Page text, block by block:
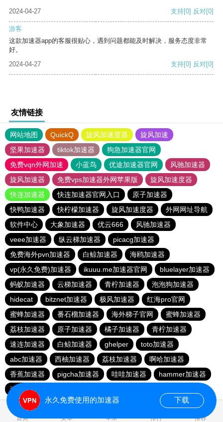
2024-04-27 支持[0] 反对[0]
游客
这款加速器app的客服很贴心，遇到问题都能及时解决，服务态度非常
好。
2024-04-27
支持[0] 反对[0]
友情链接
网站地图 QuickQ 旋风加速度器
旋风加速
坚果加速器
tiktok加速器
狗急加速器官网
免费vqn外网加速
小蓝鸟 优途加速器官网
风驰加速器
旋风加速器
免费vps加速器外网苹果版
旋风加速度器
快连加速器
快连加速器官网入口
原子加速器
快鸭加速器
快柠檬加速器 旋风加速度器
外网网址导航
软件中心
大象加速器 优云666
风驰加速器
veee加速器
纵云梯加速器
picacg加速器
免费海外pvn加速器
白鲸加速器
海鸥加速器
vp(永久免费)加速器
ikuuu.me加速器官网
bluelayer加速器
蚂蚁加速器
云梯加速器 青柠加速器
泡泡狗加速器
hidecat
bitznet加速器 极风加速器
红海pro官网
蜜蜂加速器
番石榴加速器 海外梯子官网
蜜蜂加速器
荔枝加速器
原子加速器 橘子加速器
青柠加速器
速连加速器
白鲸加速器 ghelper
toto加速器
abc加速器
西柚加速器 荔枝加速器
啊哈加速器
香蕉加速器
pigcha加速器 哇哇加速器
hammer加速器
速连加速器
首页 安卓 苹果 排行 推荐
永久免费使用的加速器 下载
0.046924s